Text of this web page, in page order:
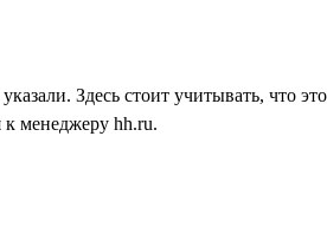
Здесь стоит учитывать, что
к менеджеру hh.ru.